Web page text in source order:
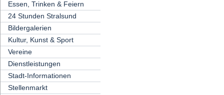
Essen, Trinken & Feiern
24 Stunden Stralsund
Bildergalerien
Kultur, Kunst & Sport
Vereine
Dienstleistungen
Stadt-Informationen
Stellenmarkt